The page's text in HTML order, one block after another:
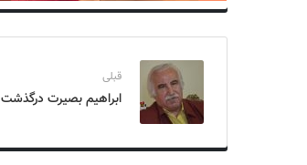
قبلی
ابراهیم بصیرت درگذشت